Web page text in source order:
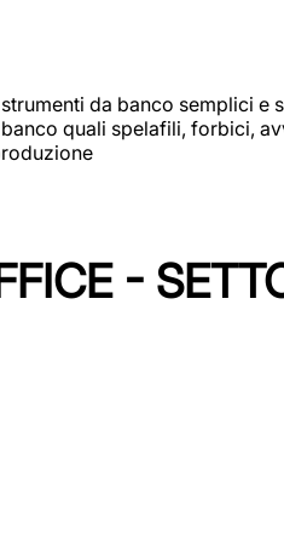
da banco semplici e
quali spelafili, forbici,
-